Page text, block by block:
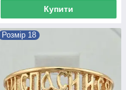
Купити
Розмір 18